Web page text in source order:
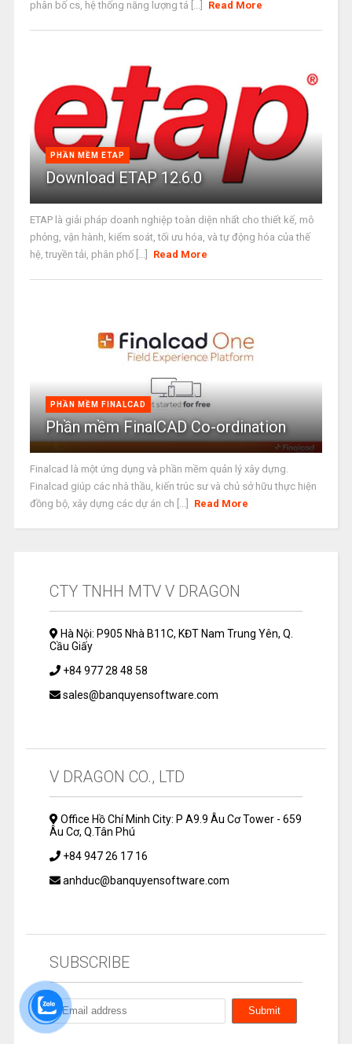
phân bố cs, hệ thống năng lượng tá [...]
Read More
PHẦN MỀM ETAP
Download ETAP 12.6.0
ETAP là giải pháp doanh nghiệp toàn diện nhất cho thiết kế, mô
phỏng, vận hành, kiểm soát, tối ưu hóa, và tự động hóa của thế
hệ, truyền tải, phân phố [...]
Read More
PHẦN MỀM FINALCAD
Phần mềm FinalCAD Co-ordination
Finalcad là một ứng dụng và phần mềm quản lý xây dựng.
Finalcad giúp các nhà thầu, kiến trúc sư và chủ sở hữu thực hiện
đồng bộ, xây dựng các dự án ch [...]
Read More
CTY TNHH MTV V DRAGON
Hà Nội: P905 Nhà B11C, KĐT Nam Trung Yên, Q.
Cầu Giấy
+84 977 28 48 58
sales@banquyensoftware.com
V DRAGON CO., LTD
Office Hồ Chí Minh City: P A9.9 Âu Cơ Tower - 659
Âu Cơ, Q.Tân Phú
+84 947 26 17 16
anhduc@banquyensoftware.com
SUBSCRIBE